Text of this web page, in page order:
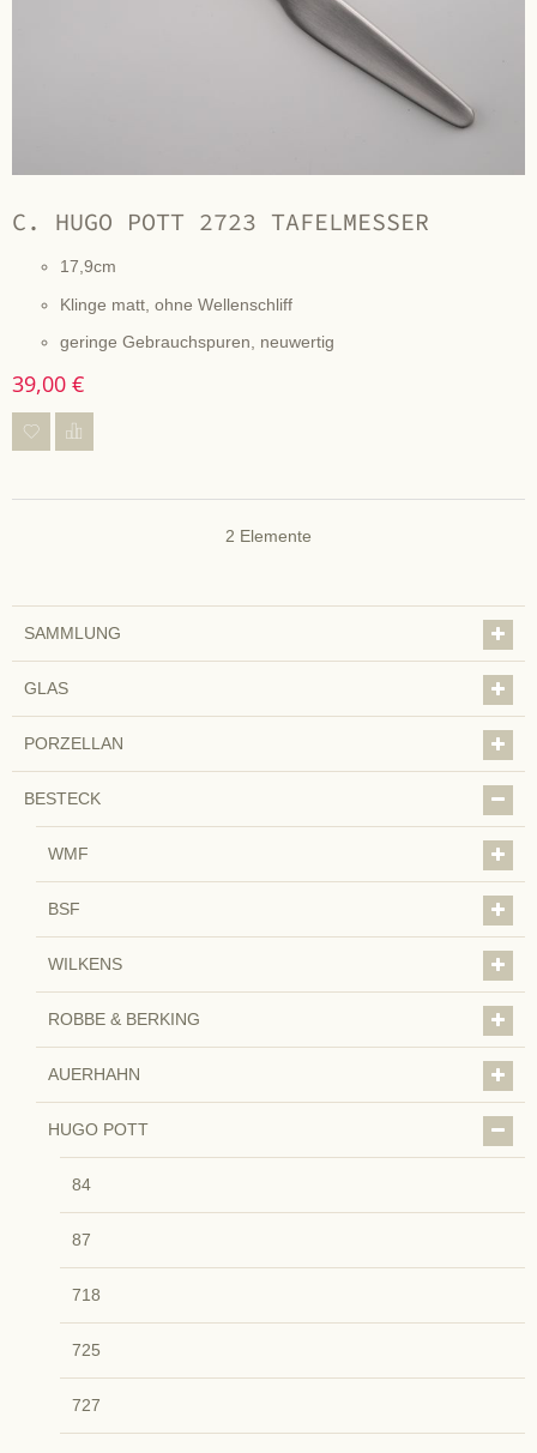
C. HUGO POTT 2723 TAFELMESSER
17,9cm
Klinge matt, ohne Wellenschliff
geringe Gebrauchspuren, neuwertig
39,00 €
2 Elemente
SAMMLUNG
GLAS
PORZELLAN
BESTECK
WMF
BSF
WILKENS
ROBBE & BERKING
AUERHAHN
HUGO POTT
84
87
718
725
727